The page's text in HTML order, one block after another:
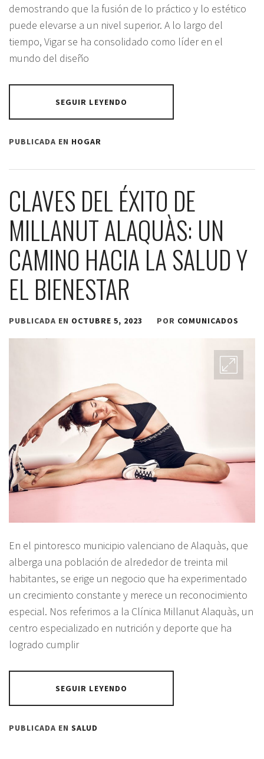
demostrando que la fusión de lo práctico y lo estético
puede elevarse a un nivel superior. A lo largo del
tiempo, Vigar se ha consolidado como líder en el
mundo del diseño
SEGUIR LEYENDO
PUBLICADA EN HOGAR
CLAVES DEL ÉXITO DE
MILLANUT ALAQUÀS: UN
CAMINO HACIA LA SALUD Y
EL BIENESTAR
PUBLICADA EN OCTUBRE 5, 2023 POR COMUNICADOS
En el pintoresco municipio valenciano de Alaquàs, que
alberga una población de alrededor de treinta mil
habitantes, se erige un negocio que ha experimentado
un crecimiento constante y merece un reconocimiento
especial. Nos referimos a la Clínica Millanut Alaquàs, un
centro especializado en nutrición y deporte que ha
logrado cumplir
SEGUIR LEYENDO
PUBLICADA EN SALUD